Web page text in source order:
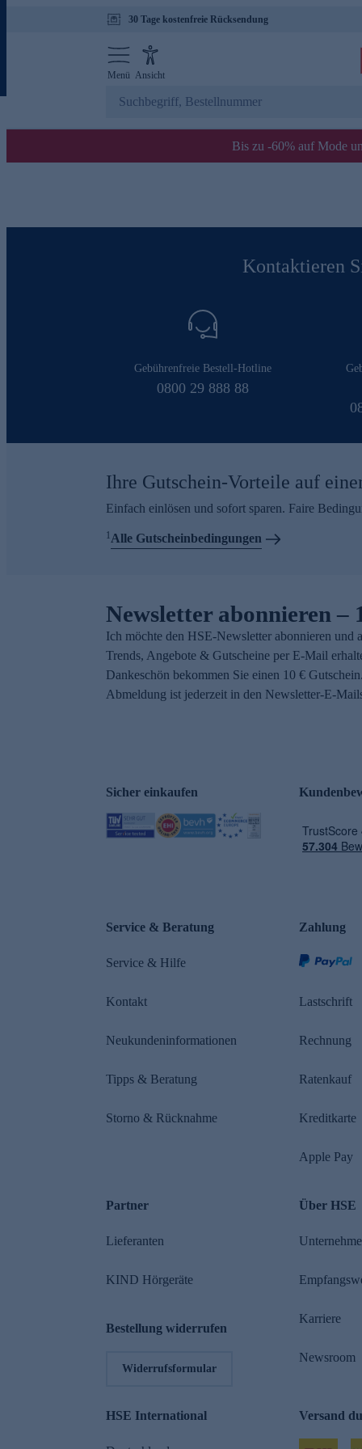
30 Tage kostenfreie Rücksendung
Menü Ansicht
Bis zu -60% auf Mode
Kontaktieren
Gebührenfreie Bestell-Hotline
0800 29 888 88
Ihre Gutschein-Vorteile auf
Einfach einlösen und sofort sparen. Faire
1Alle Gutscheinbedingungen
Newsletter abonnieren –
Ich möchte den HSE-Newsletter abonnieren und
Trends, Angebote & Gutscheine per E-Mail
Dankeschön bekommen Sie einen 10 €
Abmeldung ist jederzeit in den Newsletter-E-
Sicher einkaufen
Service & Beratung
Service & Hilfe
Kontakt
Neukundeninformationen
Tipps & Beratung
Storno & Rücknahme
Zahlung
Lastschrift
Rechnung
Ratenkauf
Kreditkarte
Apple Pay
Partner
Lieferanten
KIND Hörgeräte
Bestellung widerrufen
Widerrufsformular
Über HSE
Karriere
Newsroom
HSE International Versand